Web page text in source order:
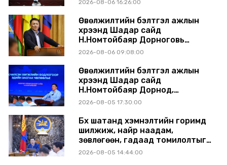
2026-08-06 16:26:00
Өвөлжилтийн бэлтгэл ажлын
хүрээнд Шадар сайд
Н.Номтойбаяр Дорноговь
аймагт ажиллав
2026-08-06 09:08:00
Өвөлжилтийн бэлтгэл ажлын
хүрээнд Шадар сайд
Н.Номтойбаяр Дорнод,
Сүхбаатар аймагт ажиллав
2026-08-05 17:30:00
Бүх шатанд хэмнэлтийн горимд
шилжиж, найр наадам,
зөвлөгөөн, гадаад томилолтыг
хориглолоо
2026-08-05 14:44:00